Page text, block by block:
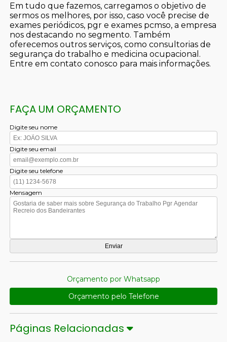
Em tudo que fazemos, carregamos o objetivo de
sermos os melhores, por isso, caso você precise de
exames periódicos, pgr e exames pcmso, a empresa
nos destacando no segmento. Também
oferecemos outros serviços, como consultorias de
segurança do trabalho e medicina ocupacional.
Entre em contato conosco para mais informações.
FAÇA UM ORÇAMENTO
Digite seu nome
Digite seu email
Digite seu telefone
Mensagem
Orçamento por Whatsapp
Orçamento pelo Telefone
Páginas Relacionadas